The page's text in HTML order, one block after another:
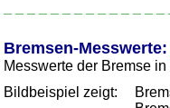
Bremsen-Messwerte:
Messwerte der Bremse
Bildbeispiel zeigt: